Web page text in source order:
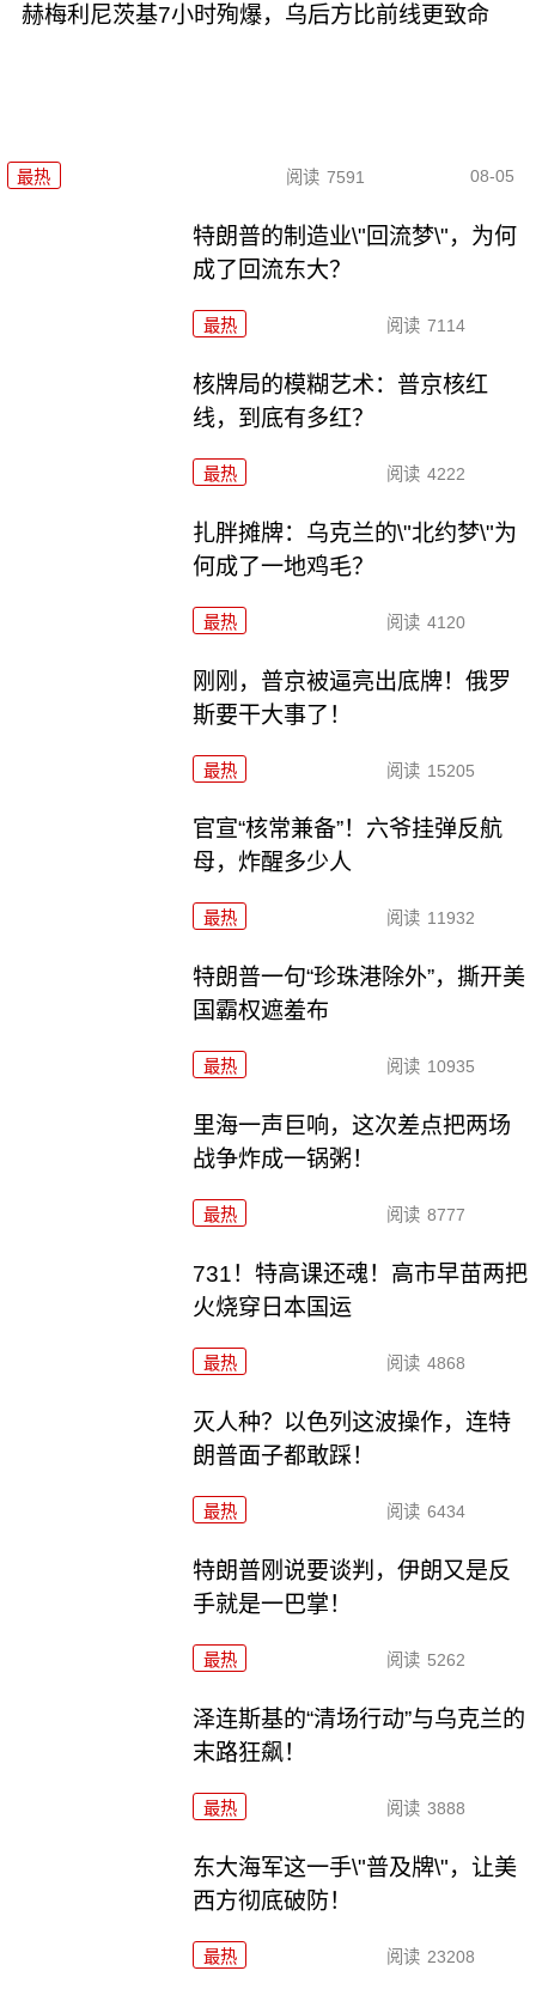
赫梅利尼茨基7小时殉爆，乌后方比前线更致命
最热 阅读 7591 08-05
特朗普的制造业\"回流梦\"，为何
成了回流东大？
最热 阅读 7114
核牌局的模糊艺术：普京核红
线，到底有多红？
最热 阅读 4222
扎胖摊牌：乌克兰的\"北约梦\"为
何成了一地鸡毛？
最热 阅读 4120
刚刚，普京被逼亮出底牌！俄罗
斯要干大事了！
最热 阅读 15205
官宣“核常兼备”！六爷挂弹反航
母，炸醒多少人
最热 阅读 11932
特朗普一句“珍珠港除外”，撕开美
国霸权遮羞布
最热 阅读 10935
里海一声巨响，这次差点把两场
战争炸成一锅粥！
最热 阅读 8777
731！特高课还魂！高市早苗两把
火烧穿日本国运
最热 阅读 4868
灭人种？以色列这波操作，连特
朗普面子都敢踩！
最热 阅读 6434
特朗普刚说要谈判，伊朗又是反
手就是一巴掌！
最热 阅读 5262
泽连斯基的“清场行动”与乌克兰的
末路狂飙！
最热 阅读 3888
东大海军这一手\"普及牌\"，让美
西方彻底破防！
最热 阅读 23208